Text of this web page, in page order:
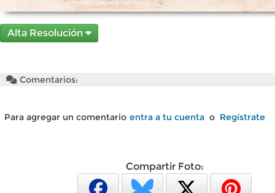
Alta Resolución
Comentarios:
Para agregar un comentario entra a tu cuenta o Regístrate
Compartir Foto: